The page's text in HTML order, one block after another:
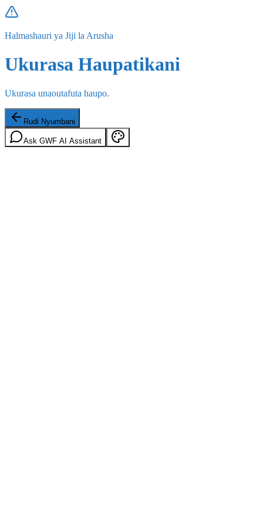
Halmashauri ya Jiji la Arusha
Ukurasa Haupatikani
Ukurasa unaoutafuta haupo.
Rudi Nyumbani
Ask GWF AI Assistant